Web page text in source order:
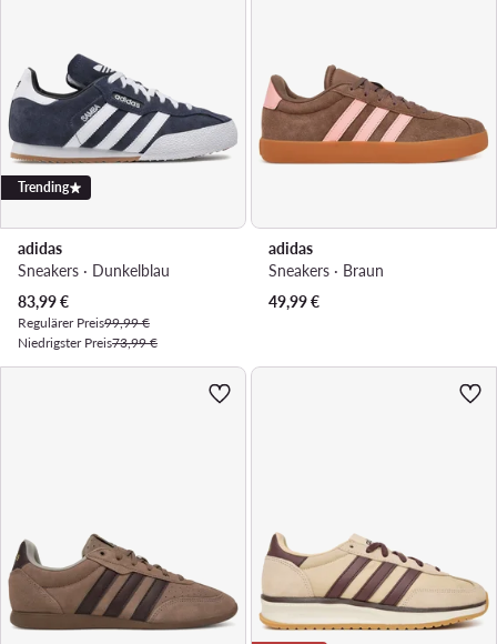
Trending
adidas
Sneakers · Dunkelblau
Aktueller Preis
83,99€
Regulärer Preis99,99 €
Niedrigster Preis73,99 €
adidas
Sneakers · Braun
49,99€